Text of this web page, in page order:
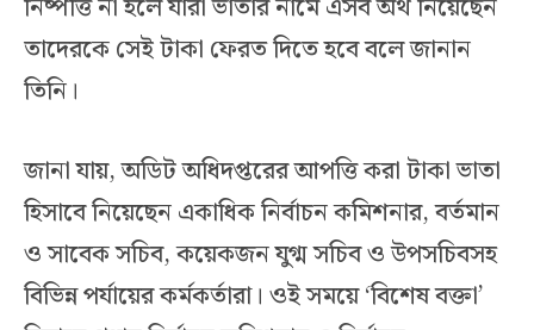
নিষ্পত্তি না হলে যারা ভাতার নামে এসব অর্থ নিয়েছেন
তাদেরকে সেই টাকা ফেরত দিতে হবে বলে জানান
তিনি।
জানা যায়, অডিট অধিদপ্তরের আপত্তি করা টাকা ভাতা
হিসাবে নিয়েছেন একাধিক নির্বাচন কমিশনার, বর্তমান
ও সাবেক সচিব, কয়েকজন যুগ্ম সচিব ও উপসচিবসহ
বিভিন্ন পর্যায়ের কর্মকর্তারা। ওই সময়ে ‘বিশেষ বক্তা’